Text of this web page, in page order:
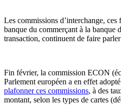
Les commissions d’interchange, ces
banque du commerçant à la banque
transaction, continuent de faire parler
Fin février, la commission ECON
Parlement européen a en effet
plafonner ces commissions, à des
montant, selon les types de cartes